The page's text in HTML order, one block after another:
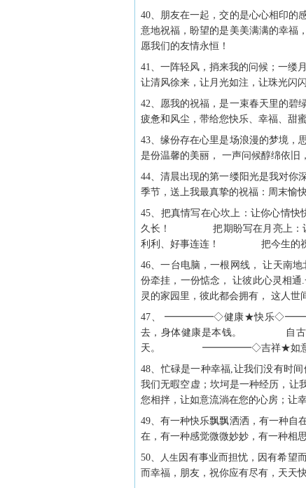
40、朋友在一起，交的是心心相印的
意地祝福，盼望的是美美满满的幸福
愿我们的友情永恒！
41、一阵轻风，捎来我的问候；一缕
让清风徐来，让月光如注，让珠光闪闪
42、愿我的祝福，是一束春天里的碧
疲惫和风尘，带给您快乐、幸福、甜
43、缘份存在心里是场浪漫的梦境，
是份温馨的美丽， 一声问候醇绵依旧
44、清晨出现的第一缕阳光是我对你
季节，送上我最真挚的祝福：周末愉
45、把真情写在心坎上：让你心
久长！ 把期盼写在月亮上：让
利利、好事连连！ 把今生的祝福
46、一台电脑，一根网线， 让天南
份牵挂，一份惦念， 让彼此心灵相
灵的家园里，彼此都会拥有， 这人
47、 ━━━━━◇健康★快
去，身体健康是本钱。 自古
天。 ━━━━━◇吉祥★如
48、忙碌是一种幸福,让我们没有时
我们无暇空虚；坎坷是一种经历，让
您相拌，让如意流淌在您的心房；让
49、有一种快乐飘飘洒洒，有一种自
在，有一种感觉微微妙妙，有一种相
50、
人生 因有事业而担忧，因有希望
而幸福，朋友，祝你应有尽有，天天快